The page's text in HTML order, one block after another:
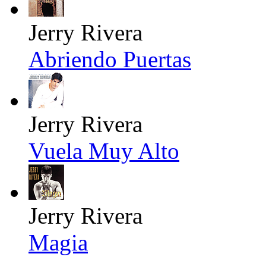
Jerry Rivera
Abriendo Puertas
Jerry Rivera
Vuela Muy Alto
Jerry Rivera
Magia